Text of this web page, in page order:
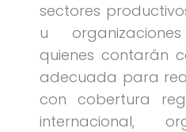
sectores
u
quienes contarán
adecuada para
con cobertura
internacional,